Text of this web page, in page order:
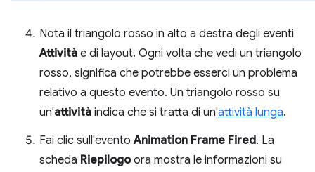
Nota il triangolo rosso in alto a destra degli eventi
Attività e di layout. Ogni volta che vedi un triangolo
rosso, significa che potrebbe esserci un problema
relativo a questo evento. Un triangolo rosso su
un'attività indica che si tratta di un'attività lunga.
Fai clic sull'eventoAnimation Frame Fired. La
scheda Riepilogoora mostra le informazioni su